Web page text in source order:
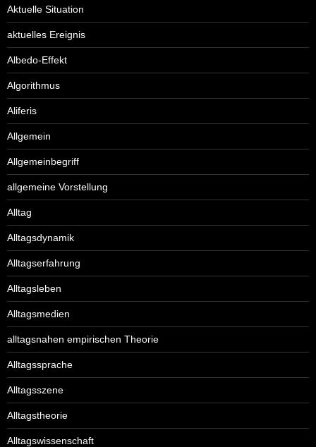
Aktuelle Situation
aktuelles Ereignis
Albedo-Effekt
Algorithmus
Aliferis
Allgemein
Allgemeinbegriff
allgemeine Vorstellung
Alltag
Alltagsdynamik
Alltagserfahrung
Alltagsleben
Alltagsmedien
alltagsnahen empirischen Theorie
Alltagssprache
Alltagsszene
Alltagstheorie
Alltagswissenschaft